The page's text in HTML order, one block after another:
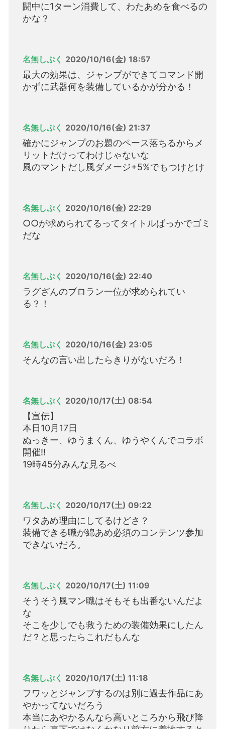
闘中に1ターン消費して、わたあめを食べるの
かな？
名無しぷく 2020/10/16(金) 18:57
最大の効果は、ジャンプができてコマンド開
かずに武器何を装備しているかが分かる！
名無しぷく 2020/10/16(金) 21:37
確かにジャンプのお題のペース落ちるからメ
リットだけってわけじゃないな
風のマントだし風ダメージ+5%でもつけとけ
名無しぷく 2020/10/16(金) 22:29
○○が求められてるってタイトルばっかでゴミ
だな
名無しぷく 2020/10/16(金) 22:40
ラグざんのブロラン一位が求められてい
る？！
名無しぷく 2020/10/16(金) 23:05
そんなの言い出したらきりがないだろ！
名無しぷく 2020/10/17(土) 08:54
【宣伝】
本日10月17日
ぬっきー、ゆうまくん、ゆうやくんでコラボ
開催!!
19時45分みんな見るべ
名無しぷく 2020/10/17(土) 09:22
ワタあめ理由にしてるけどさ？
装備できる職が綿あめ必須のコンテンツ参加
できないだろ。
名無しぷく 2020/10/17(土) 11:09
そうそう風マン職はそもそも出番ないんだよ
な
そこを少しでも救うための装備効果にしたん
だ？と思ったらこれだもんな
名無しぷく 2020/10/17(土) 11:18
フワッとジャンプするのは別に過去作品にあ
やかってないだろう
本当にあやかるんなら高いところから飛び降